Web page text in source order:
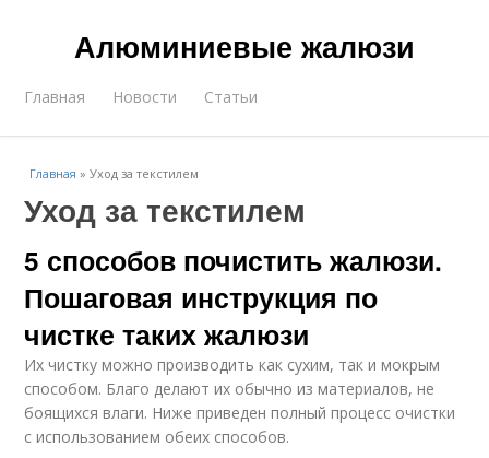
Алюминиевые жалюзи
Главная Новости Статьи
Главная »Уход за текстилем
Уход за текстилем
5 способов почистить жалюзи.
Пошаговая инструкция по
чистке таких жалюзи
Их чистку можно производить как сухим, так и мокрым
способом. Благо делают их обычно из материалов, не
боящихся влаги. Ниже приведен полный процесс очистки
с использованием обеих способов.